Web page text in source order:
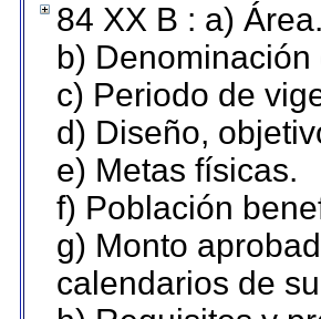
84 XX B : a) Área.
b)
c) Periodo de
d) Diseño,
e) Metas físicas.
f) Población
g) Monto
calendarios de